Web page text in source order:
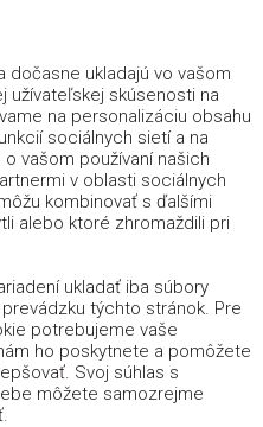
dočasne ukladajú vo vašom
užívateľskej skúsenosti na
na personalizáciu obsahu
sociálnych sietí a na
vašom používaní našich
v oblasti sociálnych
kombinovať s ďalšími
alebo ktoré zhromaždili pri
ukladať iba súbory
týchto stránok. Pre
potrebujeme vaše
ho poskytnete a pomôžete
Svoj súhlas s
môžete samozrejme